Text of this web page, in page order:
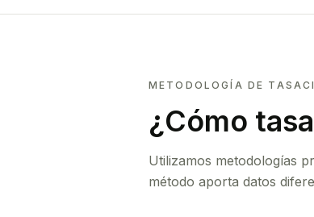
METODOLOGÍA DE
¿Cómo
Utilizamos metodologías
método aporta datos